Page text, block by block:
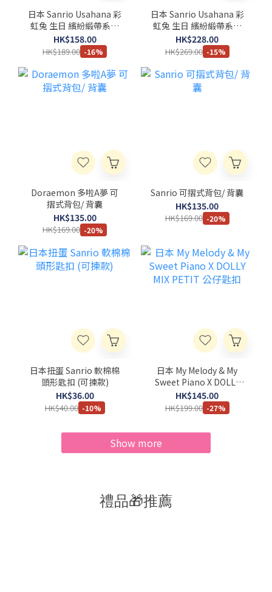
日本 Sanrio Usahana 彩
虹兔 生日 繽紛緞帶系列
公仔匙扣
HK$158.00
HK$189.00 -16%
日本 Sanrio Usahana 彩
虹兔 生日 繽紛緞帶系列
公仔
HK$228.00
HK$269.00 -15%
Doraemon 多啦A夢 可
摺式背包/ 背囊
HK$135.00
HK$169.00 -20%
Sanrio 可摺式背包/ 背囊
HK$135.00
HK$169.00 -20%
日本扭蛋 Sanrio 軟棉棉
頭形匙扣 (可揀款)
HK$36.00
HK$40.00 -10%
日本 My Melody & My
Sweet Piano X DOLLY
MIX PETIT 公仔匙扣
HK$145.00
HK$199.00 -27%
Show more
禮品🎁推薦